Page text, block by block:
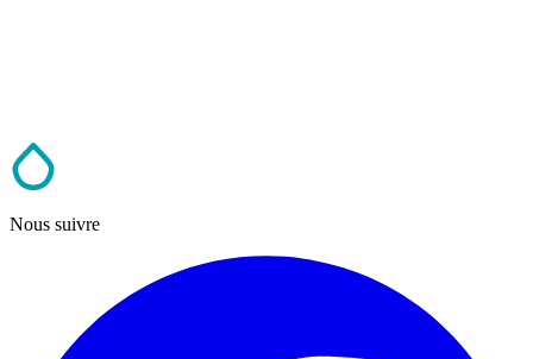
Nous suivre